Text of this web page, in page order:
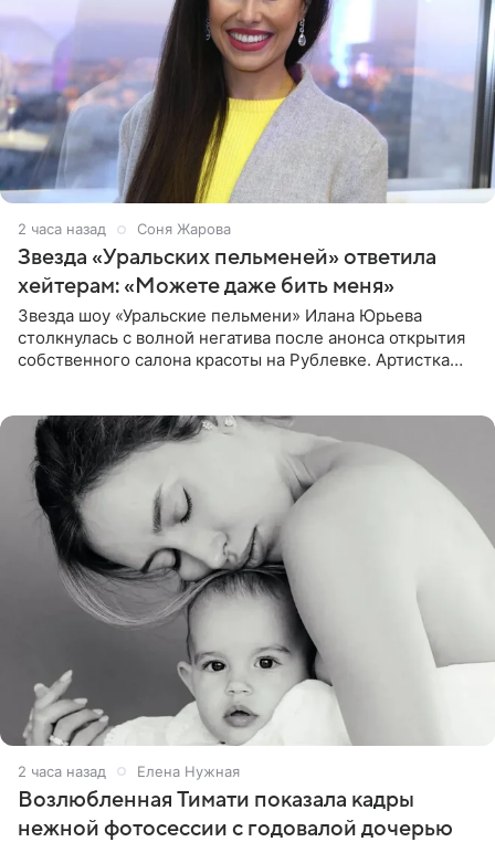
2 часа назад Соня Жарова
Звезда «Уральских пельменей» ответила
хейтерам: «Можете даже бить меня»
Звезда шоу «Уральские пельмени» Илана Юрьева
столкнулась с волной негатива после анонса открытия
собственного салона красоты на Рублевке. Артистка
2 часа назад Елена Нужная
Возлюбленная Тимати показала кадры
нежной фотосессии с годовалой дочерью